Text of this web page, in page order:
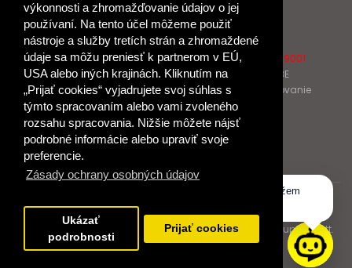
výkonnosti a zhromažďovanie údajov o jej
používaní. Na tento účel môžeme použiť
nástroje a služby tretích strán a zhromaždené
údaje sa môžu preniesť k partnerom v EÚ,
USA alebo iných krajinách. Kliknutím na
„Prijať cookies“ vyjadrujete svoj súhlas s
týmto spracovaním alebo vami zvoleného
rozsahu spracovania. Nižšie môžete nájsť
podrobné informácie alebo upraviť svoje
preferencie.
Zásady ochrany osobných údajov
Ukázať
podrobnosti
Prijať cookies
Podporujeme
Naše projekty
Spolupracujeme
Pošlite nám správu
O Raabe
O Klett
Naši autori
Certifikát kvality ISO 9001
Klientska zóna RAABE
Katalógy na prelistovanie
NÁKUP
Odstúpiť od zmluvy
© 2017 Dr. Josef Raabe Slovensko, s.r.o.
Dr. Josef Raabe Slovensko, s.r.o., člen medzinárodnej skupiny Klett.
Spoločne ku kvalitnému vzdelávaniu.
Dobrý deň, ako vám môžem